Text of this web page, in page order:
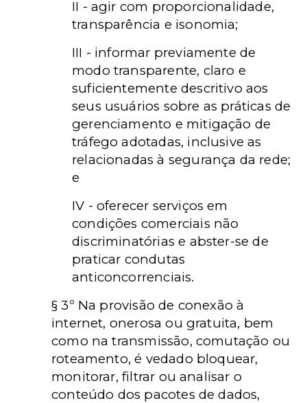
II - agir com proporcionalidade,
transparência e isonomia;
III - informar previamente de
modo transparente, claro e
suficientemente descritivo aos
seus usuários sobre as práticas de
gerenciamento e mitigação de
tráfego adotadas, inclusive as
relacionadas à segurança da rede;
e
IV - oferecer serviços em
condições comerciais não
discriminatórias e abster-se de
praticar condutas
anticoncorrenciais.
§ 3º Na provisão de conexão à
internet, onerosa ou gratuita, bem
como na transmissão, comutação ou
roteamento, é vedado bloquear,
monitorar, filtrar ou analisar o
conteúdo dos pacotes de dados,